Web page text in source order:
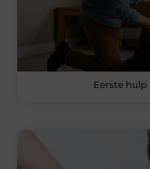
Eerste